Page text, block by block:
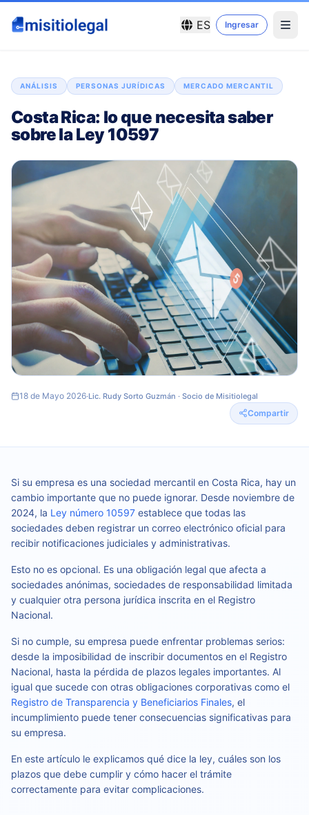
ES Ingresar
ANÁLISIS PERSONAS JURÍDICAS MERCADO MERCANTIL
Costa Rica: lo que necesita saber
sobre la Ley 10597
18 de Mayo 2026·Lic. Rudy Sorto Guzmán · Socio de Misitiolegal
Compartir
Si su empresa es una sociedad mercantil en Costa Rica, hay un
cambio importante que no puede ignorar. Desde noviembre de
2024, la Ley número 10597 establece que todas las
sociedades deben registrar un correo electrónico oficial para
recibir notificaciones judiciales y administrativas.
Esto no es opcional. Es una obligación legal que afecta a
sociedades anónimas, sociedades de responsabilidad limitada
y cualquier otra persona jurídica inscrita en el Registro
Nacional.
Si no cumple, su empresa puede enfrentar problemas serios:
desde la imposibilidad de inscribir documentos en el Registro
Nacional, hasta la pérdida de plazos legales importantes. Al
igual que sucede con otras obligaciones corporativas como el
Registro de Transparencia y Beneficiarios Finales, el
incumplimiento puede tener consecuencias significativas para
su empresa.
En este artículo le explicamos qué dice la ley, cuáles son los
plazos que debe cumplir y cómo hacer el trámite
correctamente para evitar complicaciones.